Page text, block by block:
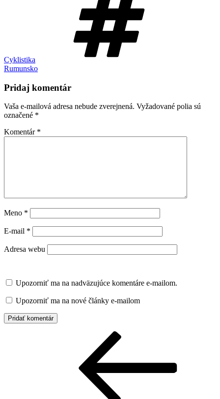
Cyklistika
Rumunsko
Pridaj komentár
Vaša e-mailová adresa nebude zverejnená. Vyžadované polia sú
označené *
Komentár *
Meno *
E-mail *
Adresa webu
Upozorniť ma na nadväzujúce komentáre e-mailom.
Upozorniť ma na nové články e-mailom